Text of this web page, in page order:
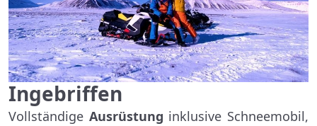
Ingebriffen
Vollständige Ausrüstung inklusive Schneemobil,